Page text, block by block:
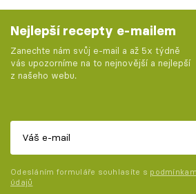
Nejlepší recepty e-mailem
Zanechte nám svůj e-mail a až 5x týdně
vás upozorníme na to nejnovější a nejlepší
z našeho webu.
Odesláním formuláře souhlasíte s
údajů